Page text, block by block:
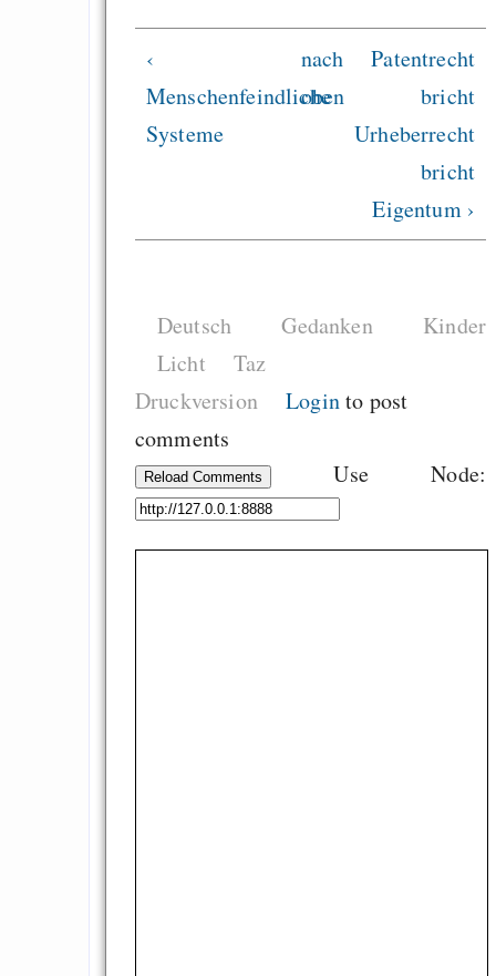
‹
Menschenfeindliche
Systeme
nach
oben
Patentrecht
bricht
Urheberrecht
bricht
Eigentum ›
Deutsch Gedanken
Kinder
Licht
Taz
Druckversion
Loginto post
comments
Reload Comments Use Node:
Alltag in
Klimaneutralen Welt
Nebelfest -
Rissen
Curb impacts
EU sovereignty
Graben-Neudorf,